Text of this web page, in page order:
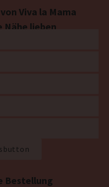
Viva la Mama
Nähe lieben
Bestellung